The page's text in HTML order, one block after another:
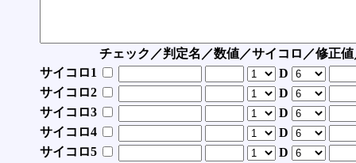
チェック／判定名／数値／サイコロ／修正
サイコロ1
D
サイコロ2
D
サイコロ3
D
サイコロ4
D
サイコロ5
D